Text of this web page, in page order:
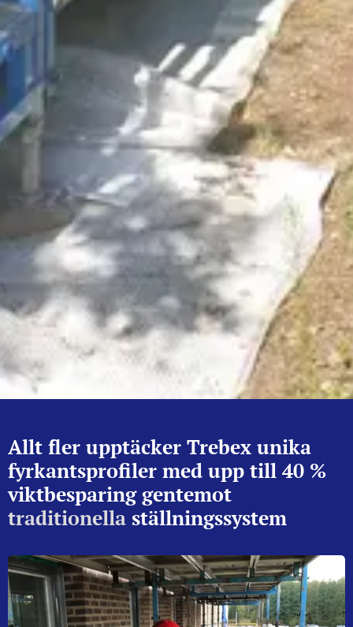
Allt fler upptäcker Trebex unika
fyrkantsprofiler med upp till 40 %
viktbesparing gentemot
traditionella ställningssystem